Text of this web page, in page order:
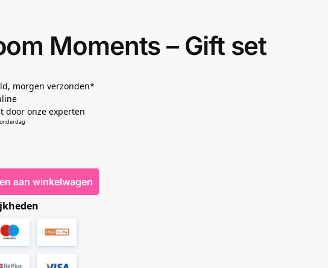
Moments – Gift set
morgen verzonden*
door onze experten
aan winkelwagen